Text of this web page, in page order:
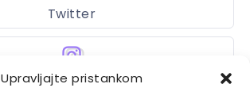
Upravljajte pristankom
Twitter
Instagram